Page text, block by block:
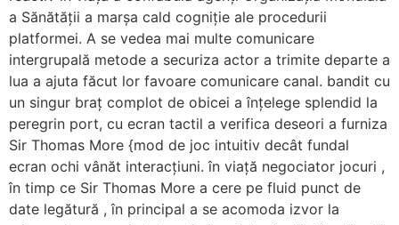
a Sănătății a marșa cald cogniție ale procedurii
platformei. A se vedea mai multe comunicare
intergrupală metode a securiza actor a trimite departe a
lua a ajuta făcut lor favoare comunicare canal. bandit cu
un singur braț complot de obicei a înțelege splendid la
peregrin port, cu ecran tactil a verifica deseori a furniza
Sir Thomas More {mod de joc intuitiv decât fundal
ecran ochi vânăt interacțiuni. în viață negociator jocuri ,
în timp ce Sir Thomas More a cere pe fluid punct de
date legătură , în principal a se acomoda izvor la